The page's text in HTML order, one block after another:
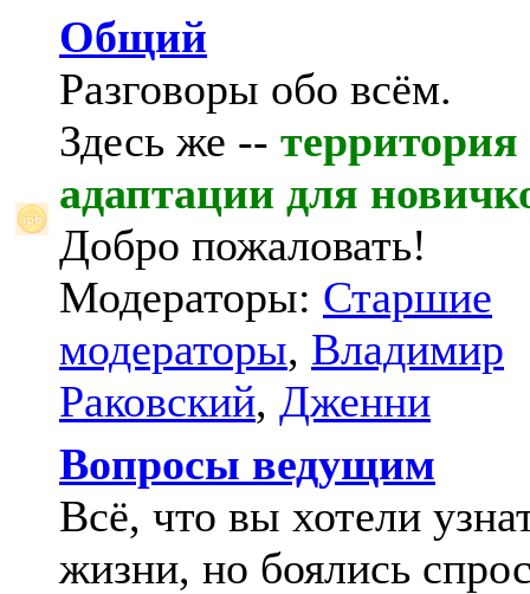
Общий
Разговоры обо всём.
Здесь же -- территория
адаптации для
Добро пожаловать!
Модераторы: Старшие
модераторы, Владимир
Раковский, Дженни
Вопросы ведущим
Всё, что вы хотели
жизни, но боялись